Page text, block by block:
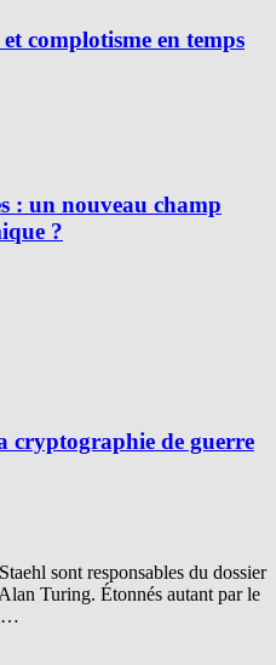
complotisme en temps
: un nouveau champ
?
cryptographie de guerre
sont responsables du dossier
Turing. Étonnés autant par le